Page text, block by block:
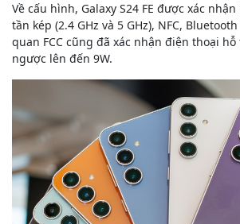
Về cấu hình, Galaxy S24 FE được xác
tần kép (2.4 GHz và 5 GHz), NFC,
quan FCC cũng đã xác nhận điện thoại
ngược lên đến 9W.